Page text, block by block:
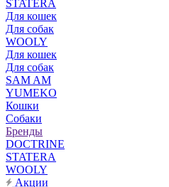
STATERA
Для кошек
Для собак
WOOLY
Для кошек
Для собак
SAM AM
YUMEKO
Кошки
Собаки
Бренды
DOCTRINE
STATERA
WOOLY
Акции